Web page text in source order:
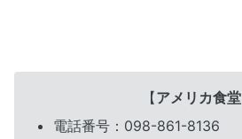
【アメリカ食堂
電話番号：098-861-8136